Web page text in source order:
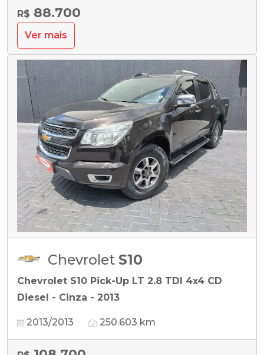
R$ 88.700
Ver mais
Chevrolet S10
Chevrolet S10 Pick-Up LT 2.8 TDI 4x4 CD
Diesel - Cinza - 2013
2013/2013 250.603 km